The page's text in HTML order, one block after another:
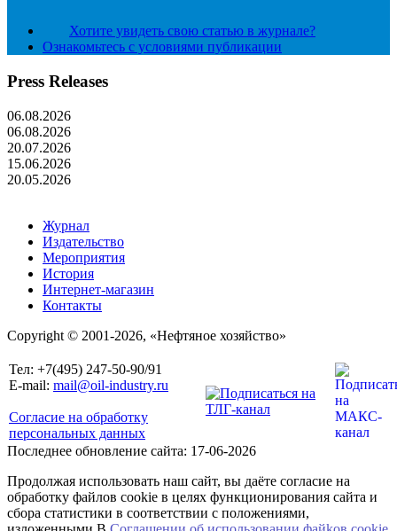
Хотите увидеть свою статью в журнале?
Ознакомьтесь с условиями публикации
Press Releases
06.08.2026
06.08.2026
20.07.2026
15.06.2026
20.05.2026
Журнал
Издательство
Мероприятия
История
Интернет-магазин
Контакты
Copyright © 2001-2026, «Нефтяное хозяйство»
Тел: +7(495) 247-50-90/91
E-mail: mail@oil-industry.ru
Согласие на обработку
персональных данных
Последнее обновление сайта: 17-06-2026
Продолжая использовать наш сайт, вы даёте согласие на
обработку файлов cookie в целях функционирования сайта и
сбора статистики в соответствии с положениями,